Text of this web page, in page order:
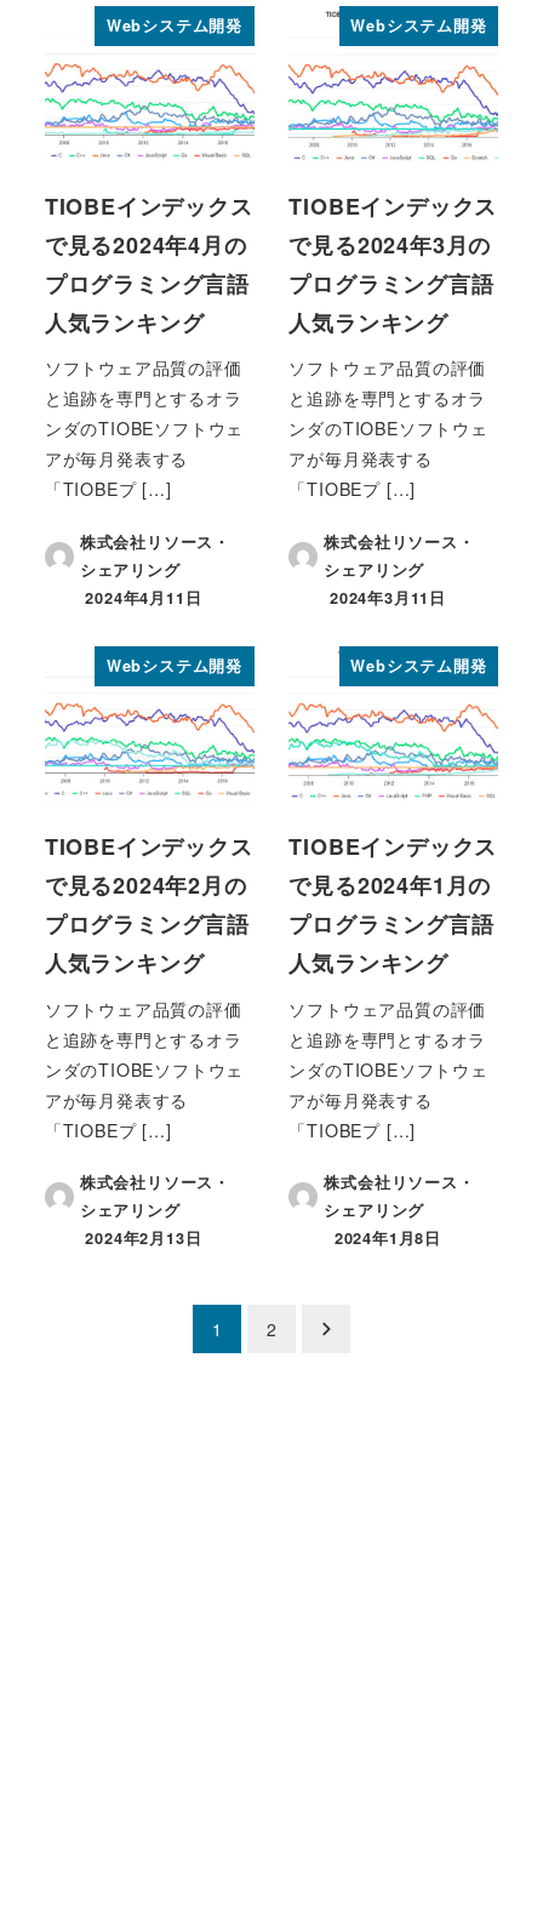
Webシステム開発
TIOBEインデックス
で見る2024年4月の
プログラミング言語
人気ランキング
ソフトウェア品質の評価
と追跡を専門とするオラ
ンダのTIOBEソフトウェ
アが毎月発表する
「TIOBEプ […]
株式会社リソース・
シェアリング
投稿日
2024年4月11日
Webシステム開発
TIOBEインデックス
で見る2024年3月の
プログラミング言語
人気ランキング
ソフトウェア品質の評価
と追跡を専門とするオラ
ンダのTIOBEソフトウェ
アが毎月発表する
「TIOBEプ […]
株式会社リソース・
シェアリング
投稿日
2024年3月11日
Webシステム開発
TIOBEインデックス
で見る2024年2月の
プログラミング言語
人気ランキング
ソフトウェア品質の評価
と追跡を専門とするオラ
ンダのTIOBEソフトウェ
アが毎月発表する
「TIOBEプ […]
株式会社リソース・
シェアリング
投稿日
2024年2月13日
Webシステム開発
TIOBEインデックス
で見る2024年1月の
プログラミング言語
人気ランキング
ソフトウェア品質の評価
と追跡を専門とするオラ
ンダのTIOBEソフトウェ
アが毎月発表する
「TIOBEプ […]
株式会社リソース・
シェアリング
投稿日
2024年1月8日
1 2